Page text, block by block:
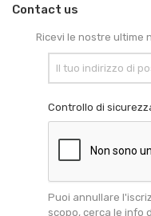
Contact us
Ricevi le nostre ultime
Controllo di
Puoi annullare
scopo, cerca le info